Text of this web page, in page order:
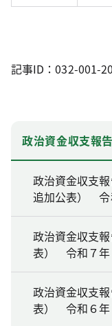
記事ID：032-001-
政治資金収支報
政治資金収支
追加公表） 令
政治資金収支
表） 令和７年
政治資金収支
表） 令和６年